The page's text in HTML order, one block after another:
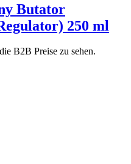
Butator
250 ml
B2B Preise zu sehen.